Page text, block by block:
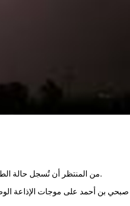
من المنتظر أن تُسجل حالة الطقس بداية من يوم السبت المقبل تغيرات وتقلبات جوية، تزامنا مع وصول منخفض للضغط الجوي قادم من أوروبا الشرقية.